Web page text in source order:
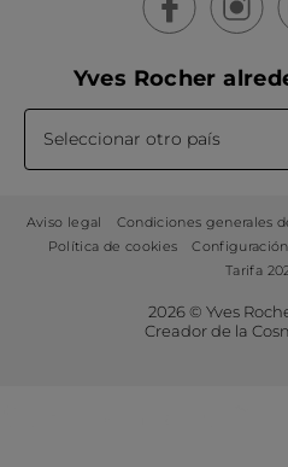
Yves Rocher
Seleccionar otro país
Aviso legal Condiciones generales
Política de cookies
Tarifa
2026 © Yves
Creador de la